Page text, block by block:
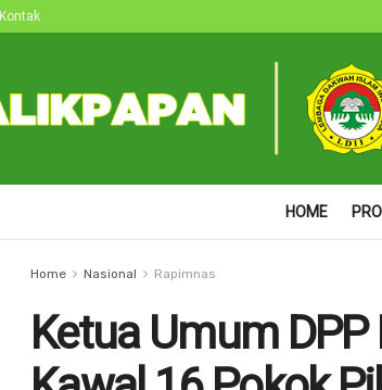
Kontak
HOME
Home Nasional Rapimnas
Ketua Umum